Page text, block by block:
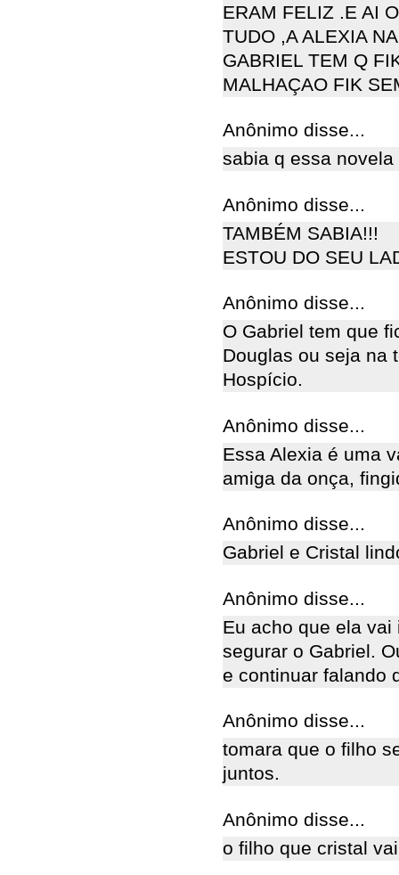
ERAM FELIZ .E AI
TUDO ,A ALEXIA
GABRIEL TEM Q
MALHAÇAO FIK
Anônimo disse...
sabia q essa
Anônimo disse...
TAMBÉM SABIA!!!
ESTOU DO SEU
Anônimo disse...
O Gabriel tem que
Douglas ou seja na
Hospício.
Anônimo disse...
Essa Alexia é uma
amiga da onça,
Anônimo disse...
Gabriel e Cristal
Anônimo disse...
Eu acho que ela
segurar o Gabriel.
e continuar falando
Anônimo disse...
tomara que o filho
juntos.
Anônimo disse...
o filho que cristal